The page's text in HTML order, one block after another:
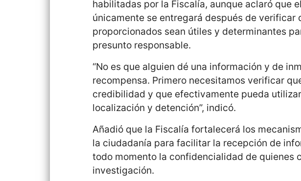
habilitadas por la Fiscalía, aunque aclaró que
únicamente se entregará después de verificar
proporcionados sean útiles y determinantes
presunto responsable.
“No es que alguien dé una información y de
recompensa. Primero necesitamos verificar
credibilidad y que efectivamente pueda
localización y detención”, indicó.
Añadió que la Fiscalía fortalecerá los
la ciudadanía para facilitar la recepción de
todo momento la confidencialidad de quienes
investigación.